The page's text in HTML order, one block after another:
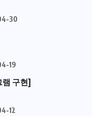
30
19
램 구현]
12